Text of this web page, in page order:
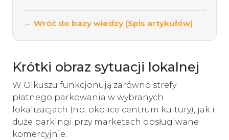
← Wróć do bazy wiedzy (Spis artykułów)
Krótki obraz sytuacji lokalnej
W Olkuszu funkcjonują zarówno strefy
płatnego parkowania w wybranych
lokalizacjach (np. okolice centrum kultury), jak i
duże parkingi przy marketach obsługiwane
komercyjnie.